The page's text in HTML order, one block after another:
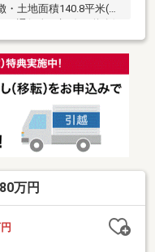
土地面積140.8平米(約
カー・工務店を選択で
し可能(残金精算後)▼周
・船橋市立二和小学校
不動駅前店 徒歩6分(約
せください。
万円